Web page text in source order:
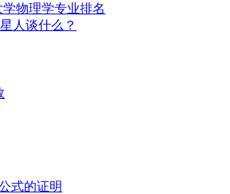
物理学专业排名
人谈什么？
式的证明